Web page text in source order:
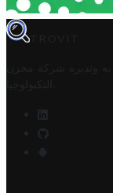
TROVIT
وتديره
شركة مخزن
التكنولوجيا